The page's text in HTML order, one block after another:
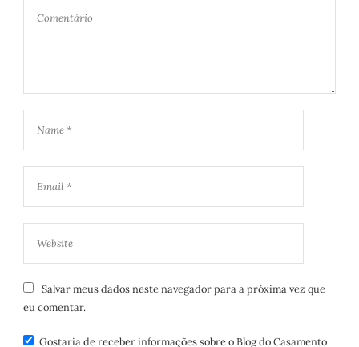
Salvar meus dados neste navegador para a próxima vez que
eu comentar.
Gostaria de receber informações sobre o Blog do Casamento